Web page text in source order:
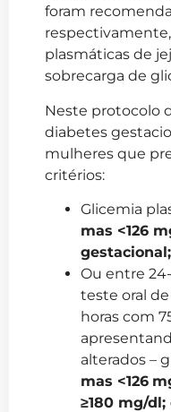
foram
plasmáticas de
sobrecarga de
Neste protocolo
diabetes
mulheres que
critérios:
Glicemia
mas <126
gestacional;
Ou entre
teste oral
horas com
alterados –
mas <126
≥180 mg/